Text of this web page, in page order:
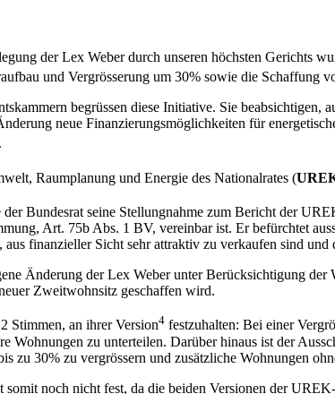
der Lex Weber durch unseren höchsten Gerichts
und Vergrösserung um 30% sowie die Schaffung
begrüssen diese Initiative. Sie
neue Finanzierungsmöglichkeiten für
.
Raumplanung und Energie des Nationalrates (
Bundesrat seine Stellungnahme zum Bericht der
Art. 75b Abs. 1 BV, vereinbar ist. Er befürchtet
aus finanzieller Sicht sehr attraktiv zu verkaufen sind
Änderung der Lex Weber unter Berücksichtigung
Zweitwohnsitz geschaffen wird.
Stimmen, an ihrer Version4 festzuhalten: Bei einer
Wohnungen zu unterteilen. Darüber hinaus ist der
zu 30% zu vergrössern und zusätzliche Wohnungen
noch nicht fest, da die beiden Versionen der